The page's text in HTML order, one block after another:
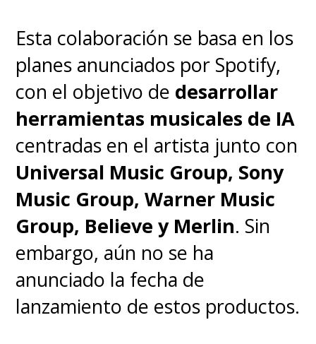
Esta colaboración se basa en los
planes anunciados por Spotify,
con el objetivo de desarrollar
herramientas musicales de IA
centradas en el artista junto con
Universal Music Group, Sony
Music Group, Warner Music
Group, Believe y Merlin. Sin
embargo, aún no se ha
anunciado la fecha de
lanzamiento de estos productos.